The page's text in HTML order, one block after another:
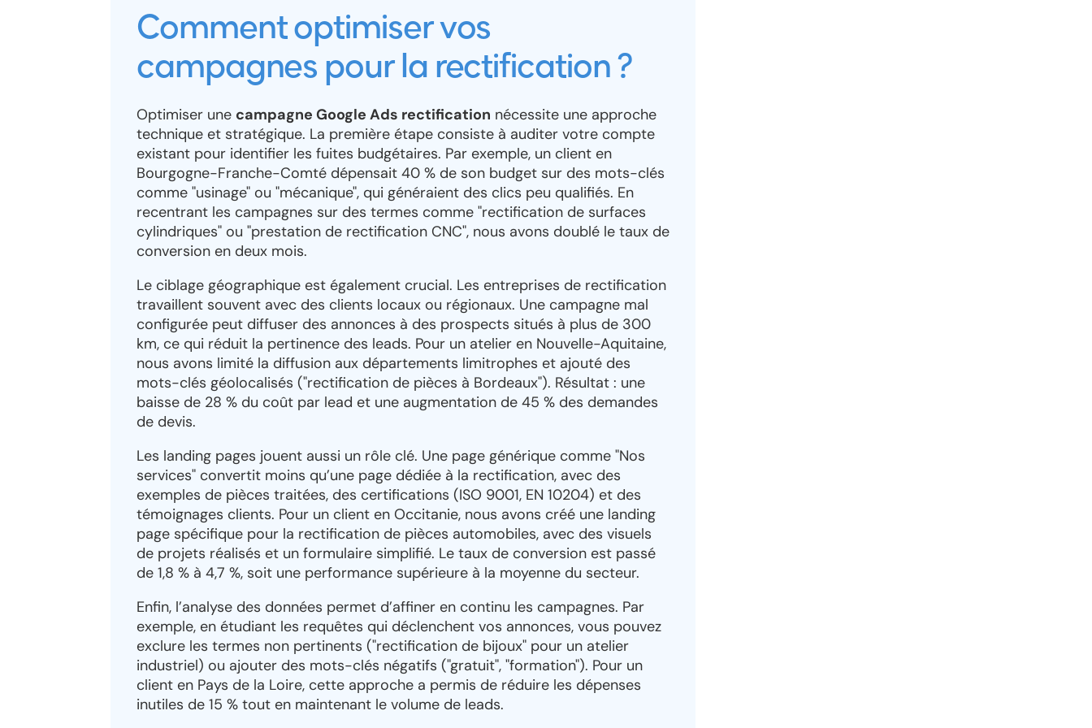
Comment optimiser vos
campagnes pour la rectification ?
Optimiser une campagne Google Ads rectification nécessite une approche
technique et stratégique. La première étape consiste à auditer votre compte
existant pour identifier les fuites budgétaires. Par exemple, un client en
Bourgogne-Franche-Comté dépensait 40 % de son budget sur des mots-clés
comme "usinage" ou "mécanique", qui généraient des clics peu qualifiés. En
recentrant les campagnes sur des termes comme "rectification de surfaces
cylindriques" ou "prestation de rectification CNC", nous avons doublé le taux de
conversion en deux mois.
Le ciblage géographique est également crucial. Les entreprises de rectification
travaillent souvent avec des clients locaux ou régionaux. Une campagne mal
configurée peut diffuser des annonces à des prospects situés à plus de 300
km, ce qui réduit la pertinence des leads. Pour un atelier en Nouvelle-Aquitaine,
nous avons limité la diffusion aux départements limitrophes et ajouté des
mots-clés géolocalisés ("rectification de pièces à Bordeaux"). Résultat : une
baisse de 28 % du coût par lead et une augmentation de 45 % des demandes
de devis.
Les landing pages jouent aussi un rôle clé. Une page générique comme "Nos
services" convertit moins qu’une page dédiée à la rectification, avec des
exemples de pièces traitées, des certifications (ISO 9001, EN 10204) et des
témoignages clients. Pour un client en Occitanie, nous avons créé une landing
page spécifique pour la rectification de pièces automobiles, avec des visuels
de projets réalisés et un formulaire simplifié. Le taux de conversion est passé
de 1,8 % à 4,7 %, soit une performance supérieure à la moyenne du secteur.
Enfin, l’analyse des données permet d’affiner en continu les campagnes. Par
exemple, en étudiant les requêtes qui déclenchent vos annonces, vous pouvez
exclure les termes non pertinents ("rectification de bijoux" pour un atelier
industriel) ou ajouter des mots-clés négatifs ("gratuit", "formation"). Pour un
client en Pays de la Loire, cette approche a permis de réduire les dépenses
inutiles de 15 % tout en maintenant le volume de leads.